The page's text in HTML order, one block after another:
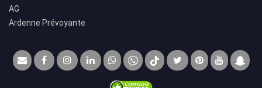
AG
Ardenne Prévoyante